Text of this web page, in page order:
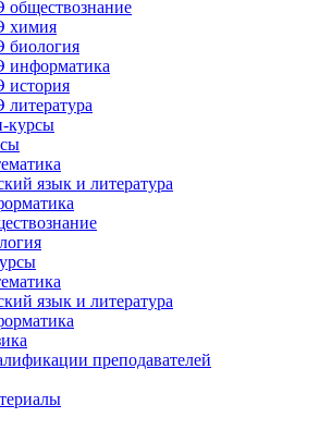
химия
биология
информатика
история
курсы
язык и литература
язык и литература
преподавателей